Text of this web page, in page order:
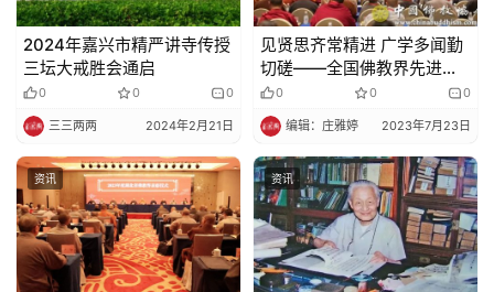
2024年嘉兴市精严讲寺传授
三坛大戒胜会通启
0 0 0
三三两两 2024年2月21日
见贤思齐常精进 广学多闻勤
切磋——全国佛教界先进集
体和先进个人经验交流会在
成都召开
0 0 0
编辑：庄雅婷 2023年7月23日
资讯 资讯